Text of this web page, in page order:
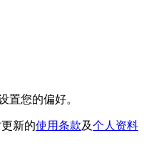
置您的偏好。
新的使用条款及个人资料